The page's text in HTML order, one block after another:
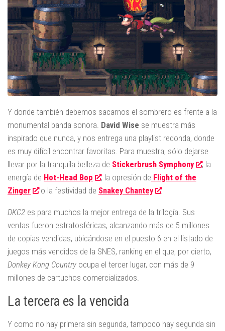
Y donde también debemos sacarnos el sombrero es frente a la
monumental banda sonora. David Wise se muestra más
inspirado que nunca, y nos entrega una playlist redonda, donde
es muy difícil encontrar favoritas. Para muestra, sólo dejarse
llevar por la tranquila belleza de Stickerbrush Symphony
, la
energía de Hot-Head Bop , la opresión de Flight of the
Zinger
o la festividad de Snakey Chantey .
DKC2 es para muchos la mejor entrega de la trilogía. Sus
ventas fueron estratosféricas, alcanzando más de 5 millones
de copias vendidas, ubicándose en el puesto 6 en el listado de
juegos más vendidos de la SNES, ranking en el que, por cierto,
Donkey Kong Country ocupa el tercer lugar, con más de 9
millones de cartuchos comercializados.
La tercera es la vencida
Y como no hay primera sin segunda, tampoco hay segunda sin